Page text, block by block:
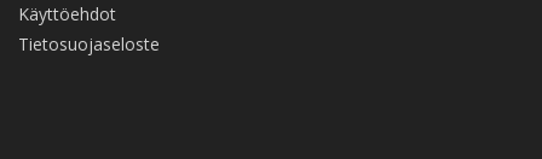
Käyttöehdot
Tietosuojaseloste